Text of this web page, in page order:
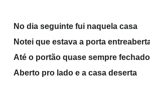
No dia seguinte fui naquela casa
Notei que estava a porta
Até o portão quase sempre fechado
Aberto pro lado e a casa deserta